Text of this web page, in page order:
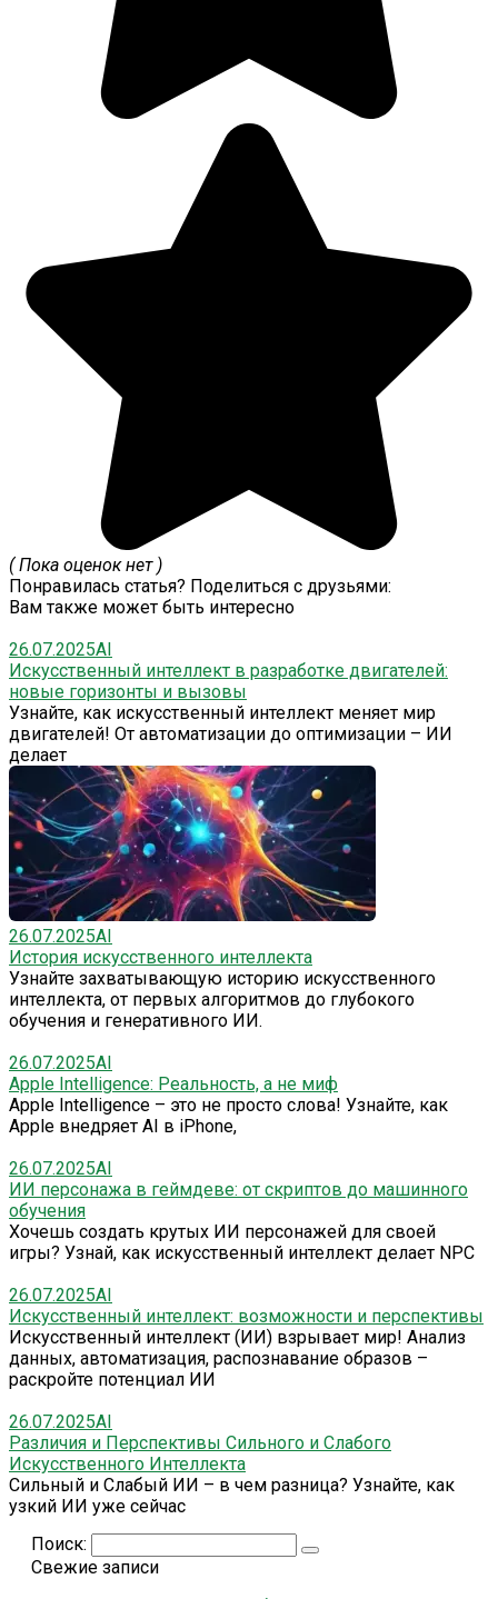
( Пока оценок нет )
Понравилась статья? Поделиться с друзьями:
Вам также может быть интересно
26.07.2025AI
Искусственный интеллект в разработке двигателей:
новые горизонты и вызовы
Узнайте, как искусственный интеллект меняет мир
двигателей! От автоматизации до оптимизации – ИИ
делает
26.07.2025AI
История искусственного интеллекта
Узнайте захватывающую историю искусственного
интеллекта, от первых алгоритмов до глубокого
обучения и генеративного ИИ.
26.07.2025AI
Apple Intelligence: Реальность, а не миф
Apple Intelligence – это не просто слова! Узнайте, как
Apple внедряет AI в iPhone,
26.07.2025AI
ИИ персонажа в геймдеве: от скриптов до машинного
обучения
Хочешь создать крутых ИИ персонажей для своей
игры? Узнай, как искусственный интеллект делает NPC
26.07.2025AI
Искусственный интеллект: возможности и перспективы
Искусственный интеллект (ИИ) взрывает мир! Анализ
данных, автоматизация, распознавание образов –
раскройте потенциал ИИ
26.07.2025AI
Различия и Перспективы Сильного и Слабого
Искусственного Интеллекта
Сильный и Слабый ИИ – в чем разница? Узнайте, как
узкий ИИ уже сейчас
Поиск:
Свежие записи